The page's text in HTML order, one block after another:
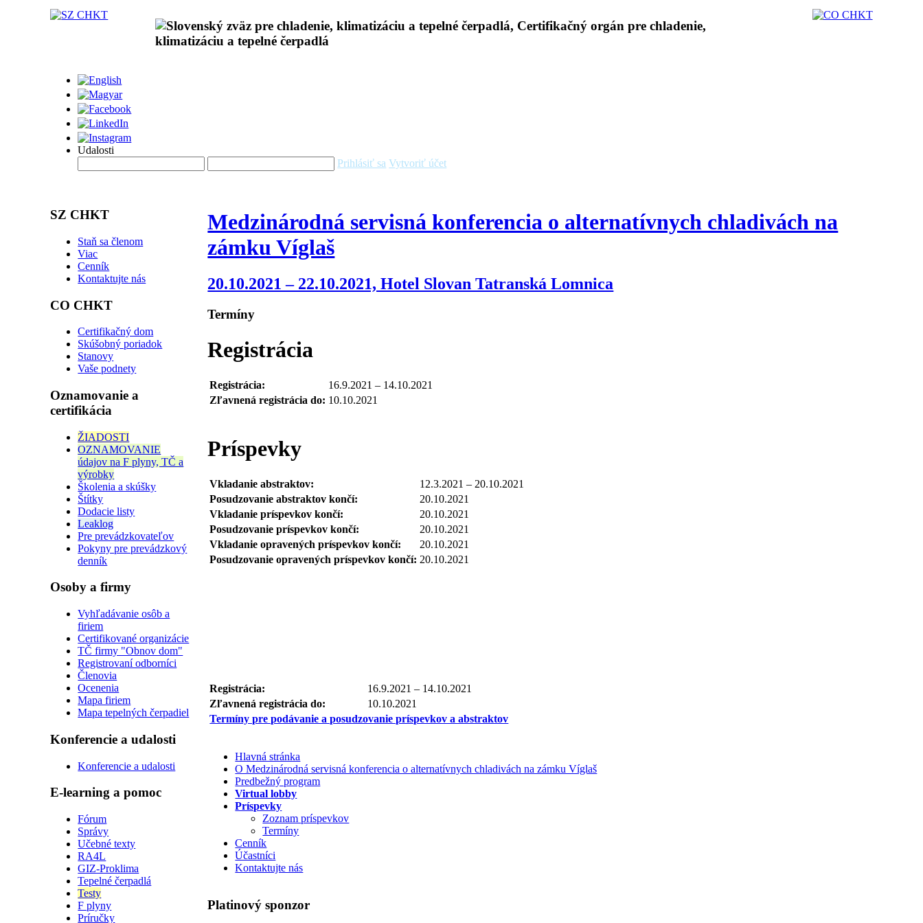
Udalosti
Prihlásiť sa Vytvoriť účet
SZ CHKT
Staň sa členom
Viac
Cenník
Kontaktujte nás
CO CHKT
Certifikačný dom
Skúšobný poriadok
Stanovy
Vaše podnety
Oznamovanie a
certifikácia
ŽIADOSTI
OZNAMOVANIE
údajov na F plyny, TČ a
výrobky
Školenia a skúšky
Štítky
Dodacie listy
Leaklog
Pre prevádzkovateľov
Pokyny pre prevádzkový
denník
Osoby a firmy
Vyhľadávanie osôb a
firiem
Certifikované organizácie
TČ firmy "Obnov dom"
Registrovaní odborníci
Členovia
Ocenenia
Mapa firiem
Mapa tepelných čerpadiel
Konferencie a udalosti
Konferencie a udalosti
E-learning a pomoc
Fórum
Správy
Učebné texty
RA4L
GIZ-Proklima
Tepelné čerpadlá
Testy
F plyny
Príručky
Medzinárodná servisná konferencia o alternatívnych chladivách na
zámku Víglaš
20.10.2021 – 22.10.2021, Hotel Slovan Tatranská Lomnica
Termíny
Registrácia
Registrácia:
16.9.2021 – 14.10.2021
Zľavnená registrácia do: 10.10.2021
Príspevky
Vkladanie abstraktov:
12.3.2021 – 20.10.2021
Posudzovanie abstraktov končí:
20.10.2021
Vkladanie príspevkov končí:
20.10.2021
Posudzovanie príspevkov končí:
20.10.2021
Vkladanie opravených príspevkov končí:
20.10.2021
Posudzovanie opravených príspevkov končí: 20.10.2021
Registrácia:
16.9.2021 – 14.10.2021
Zľavnená registrácia do:
10.10.2021
Termíny pre podávanie a posudzovanie príspevkov a abstraktov
Hlavná stránka
O Medzinárodná servisná konferencia o alternatívnych chladivách na zámku Víglaš
Predbežný program
Virtual lobby
Príspevky
Zoznam príspevkov
Termíny
Cenník
Účastníci
Kontaktujte nás
Platinový sponzor